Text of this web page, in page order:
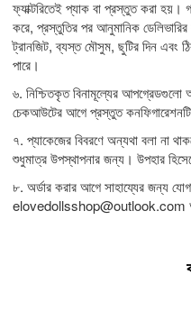
ফ্যাক্টরিতেই প্যাক বা প্রস্তুত করা হয়।
করে, প্রস্তুতির পর আনুমানিক
ট্রানজিট, ব্যস্ত মৌসুম, ছুটির দিন এবং
পারে।
৬. নিশ্চিতকৃত বিনামূল্যের
চেকআউটের আগে প্রস্তুত কনফিগারেশনটি
৭. প্যাকেজের বিবরণে অন্যথা বলা না
শুধুমাত্র উপস্থাপনার জন্য। উপহার
৮. অর্ডার করার আগে সাহায্যের জন্য
elovedollsshop@outlook.com